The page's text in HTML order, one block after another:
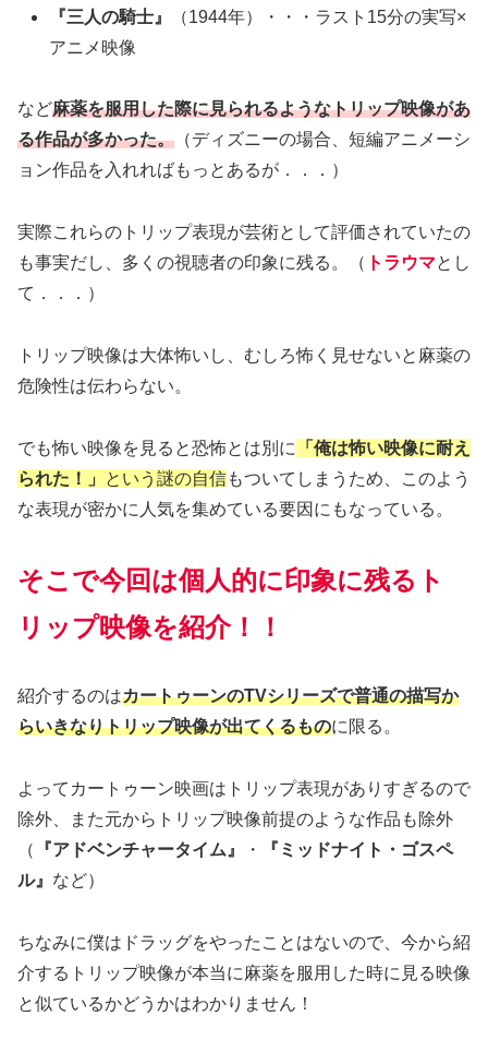
『三人の騎士』
（1944年）・・・ラスト15分の実写×
アニメ映像
など麻薬を服用した際に見られるようなトリップ映像があ
る作品が多かった。 （ディズニーの場合、短編アニメーシ
ョン作品を入れればもっとあるが．．．）
実際これらのトリップ表現が芸術として評価されていたの
も事実だし、多くの視聴者の印象に残る。（ トラウマとし
て．．．）
トリップ映像は大体怖いし、むしろ怖く見せないと麻薬の
危険性は伝わらない。
でも怖い映像を見ると恐怖とは別に
「俺は怖い映像に耐え
られた！」
という謎の自信もついてしまうため、このよう
な表現が密かに人気を集めている要因にもなっている。
そこで今回は個人的に印象に残るト
リップ映像を紹介！！
紹介するのはカートゥーンのTVシリーズで普通の描写か
らいきなりトリップ映像が出てくるものに限る。
よってカートゥーン映画はトリップ表現がありすぎるので
除外、また元からトリップ映像前提のような作品も除外
（
『アドベンチャータイム』 ・
『ミッドナイト・ゴスペ
ル』 など）
ちなみに僕はドラッグをやったことはないので、今から紹
介するトリップ映像が本当に麻薬を服用した時に見る映像
と似ているかどうかはわかりません！